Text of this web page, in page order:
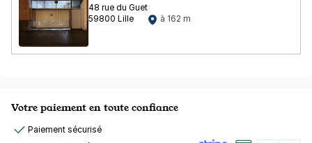
48 rue du Guet
59800 Lille
à 162 m
Votre paiement en toute confiance
Paiement sécurisé